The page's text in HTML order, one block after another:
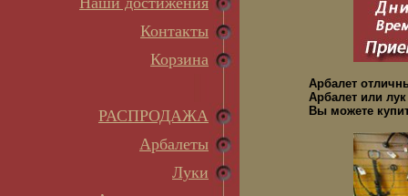
Контакты
Корзина
РАСПРОДАЖА
Арбалеты
Луки
Арбалет
Арбалет или
Вы можете